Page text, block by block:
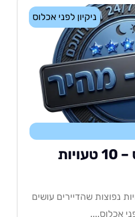
ניקיון לפני אכלוס
ניקיון לפני אכלוס – 10 טעויות
נפוצות שהדיירים עושים